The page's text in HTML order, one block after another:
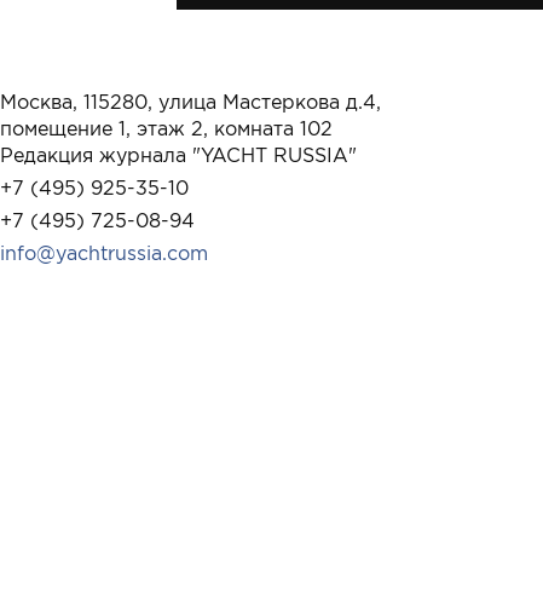
Москва, 115280, улица Мастеркова д.4,
помещение 1, этаж 2, комната 102
Редакция журнала "YACHT RUSSIA"
+7 (495) 925-35-10
+7 (495) 725-08-94
info@yachtrussia.com